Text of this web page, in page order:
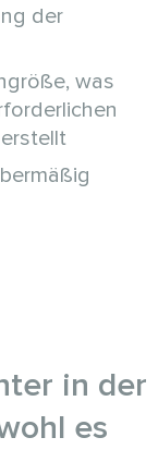
der
was
in der
es